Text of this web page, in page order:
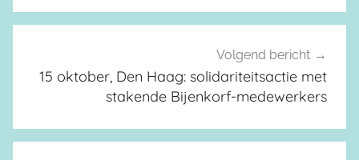
Volgend bericht
15 oktober, Den Haag: solidariteitsactie met
stakende Bijenkorf-medewerkers